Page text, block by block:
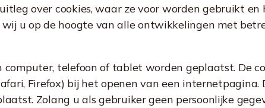
over cookies, waar ze voor worden gebruikt
u op de hoogte van alle ontwikkelingen met
telefoon of tablet worden geplaatst. De
Firefox) bij het openen van een
Zolang u als gebruiker geen persoonlijke